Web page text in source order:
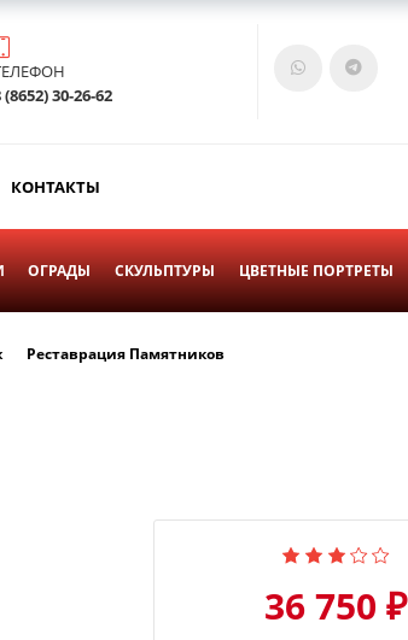
(8652) 30-26-62
КОНТАКТЫ
ОГРАДЫ СКУЛЬПТУРЫ ЦВЕТНЫЕ ПОРТРЕТЫ
Реставрация Памятников
36 750 ₽